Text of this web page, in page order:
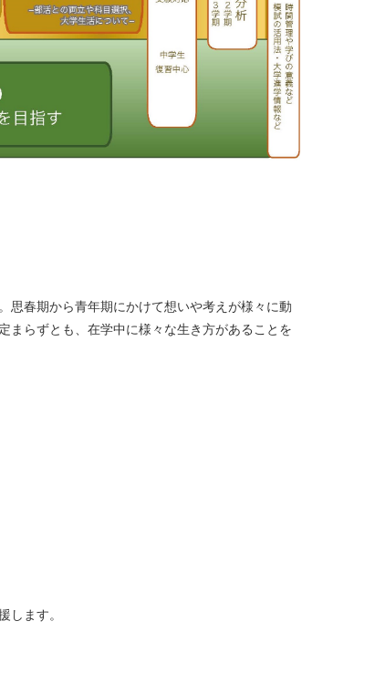
思春期から青年期にかけて想いや考えが様々に動
まらずとも、在学中に様々な生き方があることを
します。